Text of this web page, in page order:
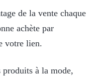
de la vente chaque
achète par
votre lien.
à la mode,